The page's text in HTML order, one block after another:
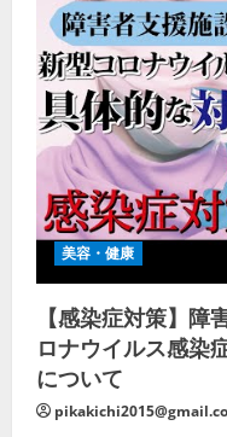
美容・健康
【感染症対策】障
ロナウイルス感染
について